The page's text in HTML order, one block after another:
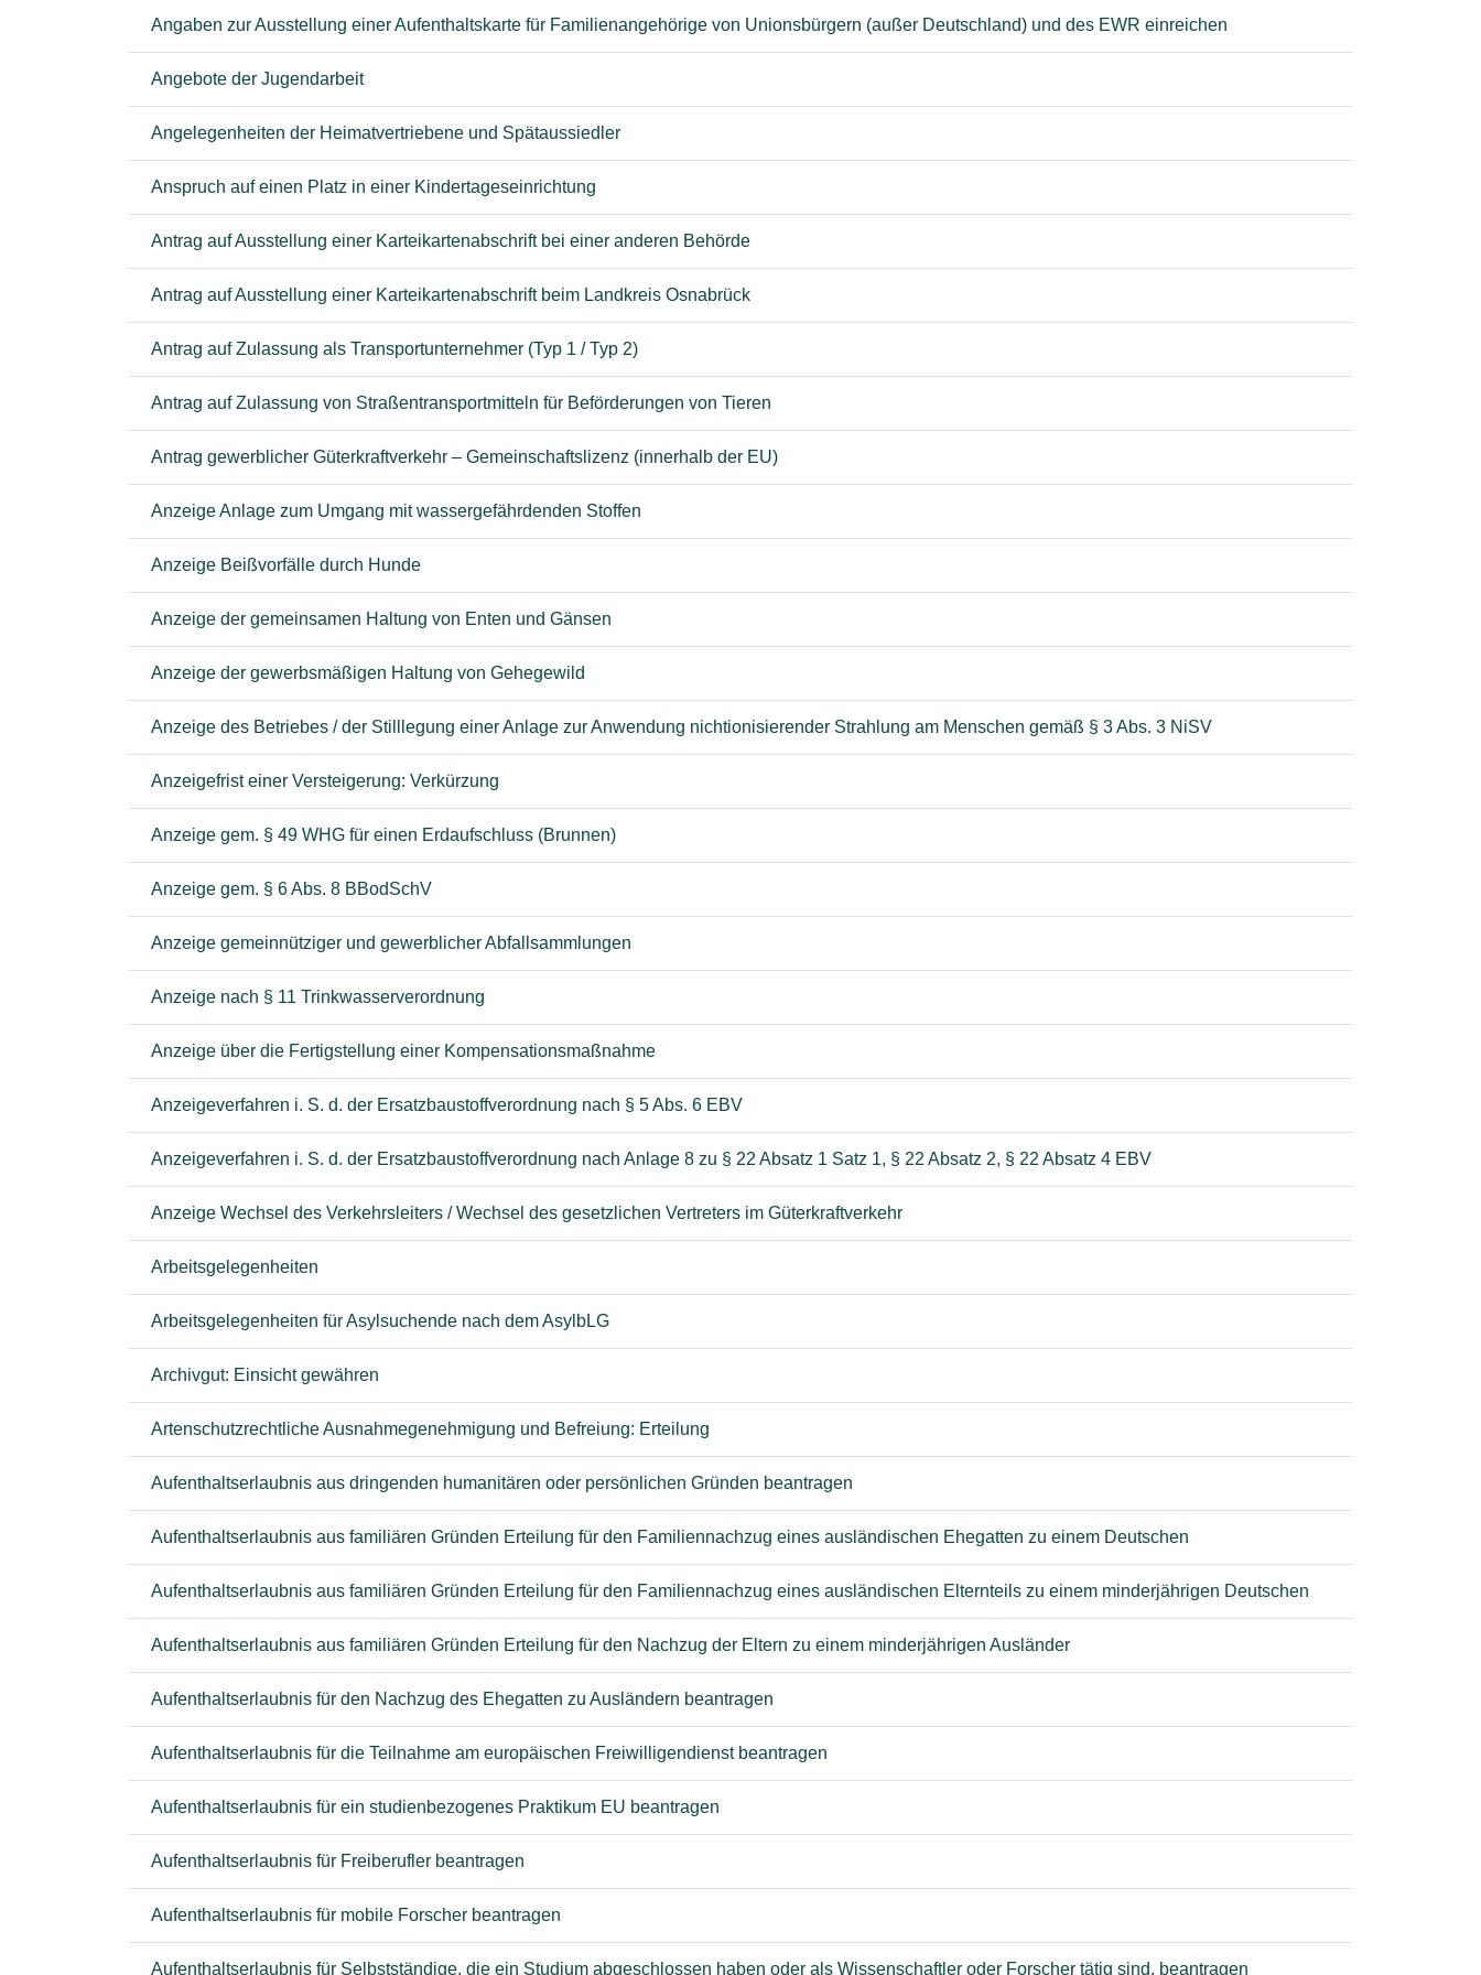
Angaben zur Ausstellung einer Aufenthaltskarte für Familienangehörige von Unionsbürgern (außer Deutschland) und des EWR einreichen
Angebote der Jugendarbeit
Angelegenheiten der Heimatvertriebene und Spätaussiedler
Anspruch auf einen Platz in einer Kindertageseinrichtung
Antrag auf Ausstellung einer Karteikartenabschrift bei einer anderen Behörde
Antrag auf Ausstellung einer Karteikartenabschrift beim Landkreis Osnabrück
Antrag auf Zulassung als Transportunternehmer (Typ 1 / Typ 2)
Antrag auf Zulassung von Straßentransportmitteln für Beförderungen von Tieren
Antrag gewerblicher Güterkraftverkehr – Gemeinschaftslizenz (innerhalb der EU)
Anzeige Anlage zum Umgang mit wassergefährdenden Stoffen
Anzeige Beißvorfälle durch Hunde
Anzeige der gemeinsamen Haltung von Enten und Gänsen
Anzeige der gewerbsmäßigen Haltung von Gehegewild
Anzeige des Betriebes / der Stilllegung einer Anlage zur Anwendung nichtionisierender Strahlung am Menschen gemäß § 3 Abs. 3 NiSV
Anzeigefrist einer Versteigerung: Verkürzung
Anzeige gem. § 49 WHG für einen Erdaufschluss (Brunnen)
Anzeige gem. § 6 Abs. 8 BBodSchV
Anzeige gemeinnütziger und gewerblicher Abfallsammlungen
Anzeige nach § 11 Trinkwasserverordnung
Anzeige über die Fertigstellung einer Kompensationsmaßnahme
Anzeigeverfahren i. S. d. der Ersatzbaustoffverordnung nach § 5 Abs. 6 EBV
Anzeigeverfahren i. S. d. der Ersatzbaustoffverordnung nach Anlage 8 zu § 22 Absatz 1 Satz 1, § 22 Absatz 2, § 22 Absatz 4 EBV
Anzeige Wechsel des Verkehrsleiters / Wechsel des gesetzlichen Vertreters im Güterkraftverkehr
Arbeitsgelegenheiten
Arbeitsgelegenheiten für Asylsuchende nach dem AsylbLG
Archivgut: Einsicht gewähren
Artenschutzrechtliche Ausnahmegenehmigung und Befreiung: Erteilung
Aufenthaltserlaubnis aus dringenden humanitären oder persönlichen Gründen beantragen
Aufenthaltserlaubnis aus familiären Gründen Erteilung für den Familiennachzug eines ausländischen Ehegatten zu einem Deutschen
Aufenthaltserlaubnis aus familiären Gründen Erteilung für den Familiennachzug eines ausländischen Elternteils zu einem minderjährigen Deutschen
Aufenthaltserlaubnis aus familiären Gründen Erteilung für den Nachzug der Eltern zu einem minderjährigen Ausländer
Aufenthaltserlaubnis für den Nachzug des Ehegatten zu Ausländern beantragen
Aufenthaltserlaubnis für die Teilnahme am europäischen Freiwilligendienst beantragen
Aufenthaltserlaubnis für ein studienbezogenes Praktikum EU beantragen
Aufenthaltserlaubnis für Freiberufler beantragen
Aufenthaltserlaubnis für mobile Forscher beantragen
Aufenthaltserlaubnis für Selbstständige, die ein Studium abgeschlossen haben oder als Wissenschaftler oder Forscher tätig sind, beantragen